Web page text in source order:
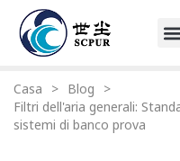
Casa > Blog
>
Filtri dell'aria generali:
sistemi di banco prova